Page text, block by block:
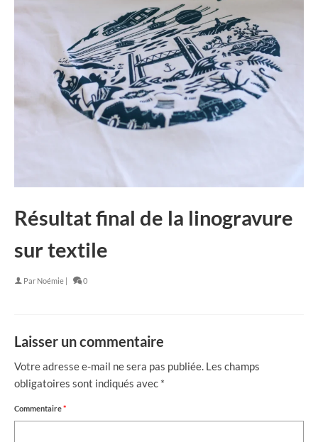
Résultat final de la linogravure
sur textile
Par Noémie | 0
Laisser un commentaire
Votre adresse e-mail ne sera pas publiée. Les champs
obligatoires sont indiqués avec *
Commentaire*